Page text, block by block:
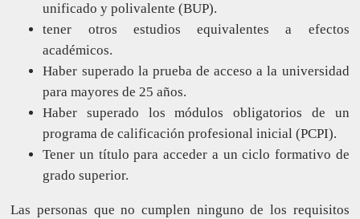
unificado y polivalente (BUP).
tener otros estudios equivalentes a efectos
académicos.
Haber superado la prueba de acceso a la universidad
para mayores de 25 años.
Haber superado los módulos obligatorios de un
programa de calificación profesional inicial (PCPI).
Tener un título para acceder a un ciclo formativo de
grado superior.
Las personas que no cumplen ninguno de los requisitos